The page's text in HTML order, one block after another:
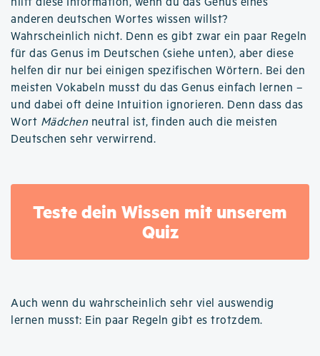
anderen deutschen Wortes wissen willst?
Wahrscheinlich nicht. Denn es gibt zwar ein paar Regeln
für das Genus im Deutschen (siehe unten), aber diese
helfen dir nur bei einigen spezifischen Wörtern. Bei den
meisten Vokabeln musst du das Genus einfach lernen –
und dabei oft deine Intuition ignorieren. Denn dass das
Wort Mädchen neutral ist, finden auch die meisten
Deutschen sehr verwirrend.
Teste dein Wissen mit unserem
Quiz
Auch wenn du wahrscheinlich sehr viel auswendig
lernen musst: Ein paar Regeln gibt es trotzdem.